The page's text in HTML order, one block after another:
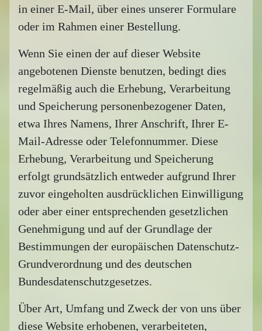
in einer E-Mail, über eines unserer Formulare
oder im Rahmen einer Bestellung.
Wenn Sie einen der auf dieser Website
angebotenen Dienste benutzen, bedingt dies
regelmäßig auch die Erhebung, Verarbeitung
und Speicherung personenbezogener Daten,
etwa Ihres Namens, Ihrer Anschrift, Ihrer E-
Mail-Adresse oder Telefonnummer. Diese
Erhebung, Verarbeitung und Speicherung
erfolgt grundsätzlich entweder aufgrund Ihrer
zuvor eingeholten ausdrücklichen Einwilligung
oder aber einer entsprechenden gesetzlichen
Genehmigung und auf der Grundlage der
Bestimmungen der europäischen Datenschutz-
Grundverordnung und des deutschen
Bundesdatenschutzgesetzes.
Über Art, Umfang und Zweck der von uns über
diese Website erhobenen, verarbeiteten,